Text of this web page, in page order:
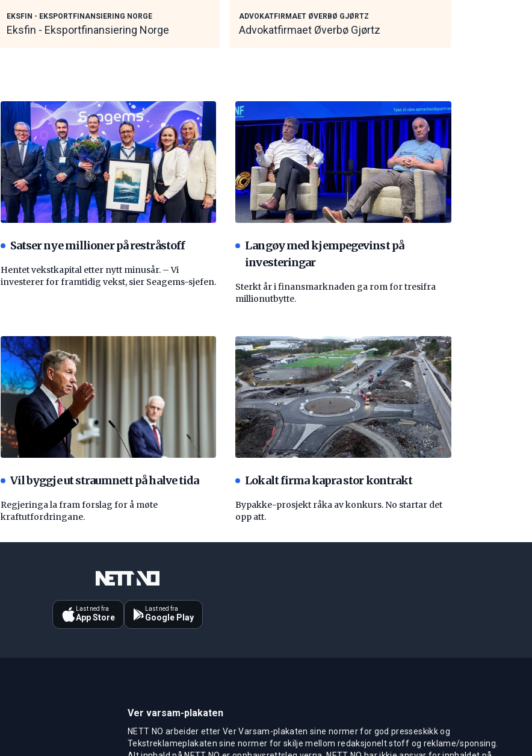
EKSFIN - EKSPORTFINANSIERING NORGE
Eksfin - Eksportfinansiering Norge
ADVOKATFIRMAET ØVERBØ GJØRTZ
Advokatfirmaet Øverbø Gjørtz
Satser nye millioner på restråstoff
Hentet vekstkapital etter nytt minusår. – Vi
investerer for framtidig vekst, sier Seagems-sjefen.
Langøy med kjempegevinst på
investeringar
Sterkt år i finansmarknaden ga rom for tresifra
millionutbytte.
Vil byggje ut straumnett på halve tida
Regjeringa la fram forslag for å møte
kraftutfordringane.
Lokalt firma kapra stor kontrakt
Bypakke-prosjekt råka av konkurs. No startar det
opp att.
Last ned fra
App Store
Last ned fra
Google Play
Ver varsam-plakaten
NETT NO arbeider etter Ver Varsam-plakaten sine normer for god presseskikk og
Tekstreklameplakaten sine normer for skilje mellom redaksjonelt stoff og reklame/sponsing.